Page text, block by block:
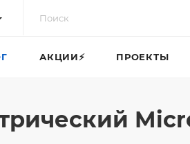
АКЦИИ⚡️ ПРОЕКТЫ